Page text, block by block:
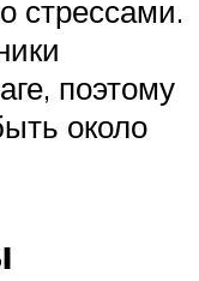
стрессами.
поэтому
около